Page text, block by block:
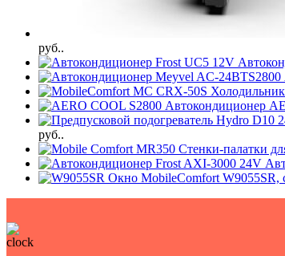
руб..
Автокондиционер
руб..
Стенки-палатки
Окно MobileComfort W9055SR,